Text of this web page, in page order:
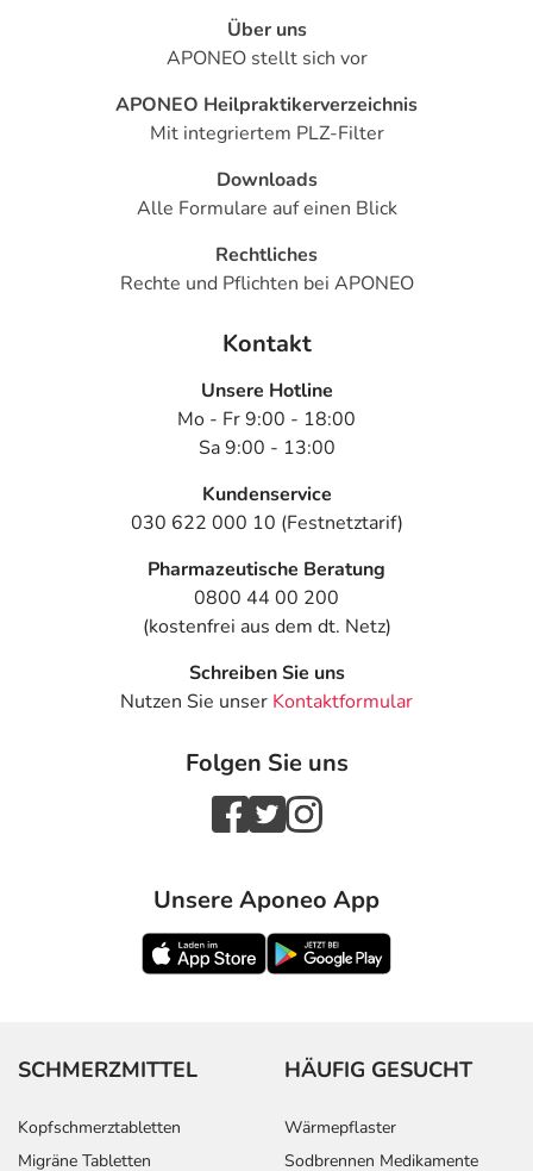
Über uns
APONEO stellt sich vor
APONEO Heilpraktikerverzeichnis
Mit integriertem PLZ-Filter
Downloads
Alle Formulare auf einen Blick
Rechtliches
Rechte und Pflichten bei APONEO
Kontakt
Unsere Hotline
Mo - Fr 9:00 - 18:00
Sa 9:00 - 13:00
Kundenservice
030 622 000 10 (Festnetztarif)
Pharmazeutische Beratung
0800 44 00 200
(kostenfrei aus dem dt. Netz)
Schreiben Sie uns
Nutzen Sie unser Kontaktformular
Folgen Sie uns
Unsere Aponeo App
SCHMERZMITTEL
Kopfschmerztabletten
Migräne Tabletten
HÄUFIG GESUCHT
Wärmepflaster
Sodbrennen Medikamente